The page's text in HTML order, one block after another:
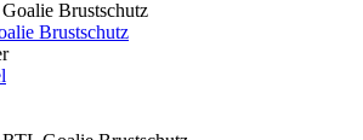
Brustschutz